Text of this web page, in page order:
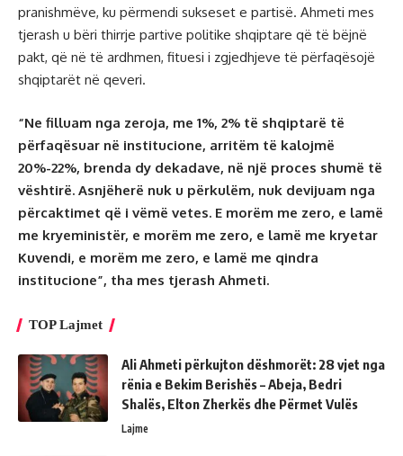
pranishmëve, ku përmendi sukseset e partisë. Ahmeti mes
tjerash u bëri thirrje partive politike shqiptare që të bëjnë
pakt, që në të ardhmen, fituesi i zgjedhjeve të përfaqësojë
shqiptarët në qeveri.
“Ne filluam nga zeroja, me 1%, 2% të shqiptarë të
përfaqësuar në institucione, arritëm të kalojmë
20%-22%, brenda dy dekadave, në një proces shumë të
vështirë. Asnjëherë nuk u përkulëm, nuk devijuam nga
përcaktimet që i vëmë vetes. E morëm me zero, e lamë
me kryeministër, e morëm me zero, e lamë me kryetar
Kuvendi, e morëm me zero, e lamë me qindra
institucione”, tha mes tjerash Ahmeti.
TOP Lajmet
Ali Ahmeti përkujton dëshmorët: 28 vjet nga
rënia e Bekim Berishës – Abeja, Bedri
Shalës, Elton Zherkës dhe Përmet Vulës
Lajme